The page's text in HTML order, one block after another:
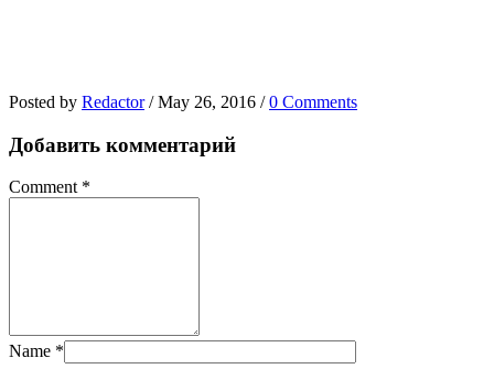
Posted by Redactor / May 26, 2016 / 0 Comments
Добавить комментарий
Comment *
Name *